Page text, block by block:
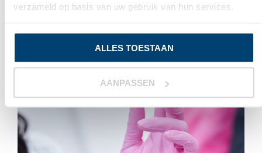
verzameld op basis van uw gebruik van hun services.
ALLES TOESTAAN
AANPASSEN